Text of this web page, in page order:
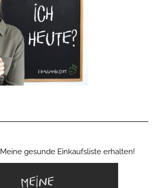
Meine gesunde Einkaufsliste erhalten!